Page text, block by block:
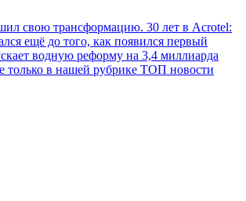
свою трансформацию. 30 лет в Acrotel:
ещё до того, как появился первый
водную реформу на 3,4 миллиарда
только в нашей рубрике ТОП новости